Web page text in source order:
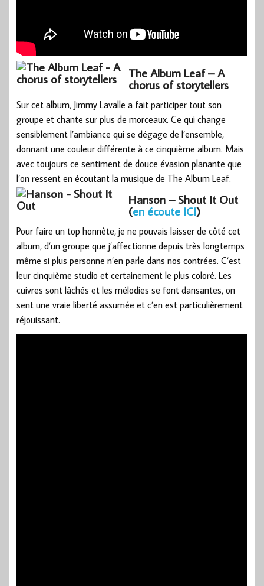
The Album Leaf – A
chorus of storytellers
Sur cet album, Jimmy Lavalle a fait participer tout son
groupe et chante sur plus de morceaux. Ce qui change
sensiblement l’ambiance qui se dégage de l’ensemble,
donnant une couleur différente à ce cinquième album. Mais
avec toujours ce sentiment de douce évasion planante que
l’on ressent en écoutant la musique de The Album Leaf.
Hanson – Shout It Out
(en écoute ICI)
Pour faire un top honnête, je ne pouvais laisser de côté cet
album, d’un groupe que j’affectionne depuis très longtemps
même si plus personne n’en parle dans nos contrées. C’est
leur cinquième studio et certainement le plus coloré. Les
cuivres sont lâchés et les mélodies se font dansantes, on
sent une vraie liberté assumée et c’en est particulièrement
réjouissant.